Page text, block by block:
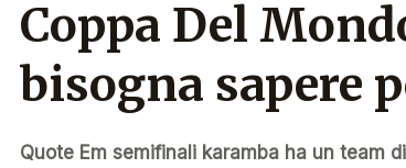
Coppa Del
bisogna sapere
Quote Em semifinali karamba ha un team